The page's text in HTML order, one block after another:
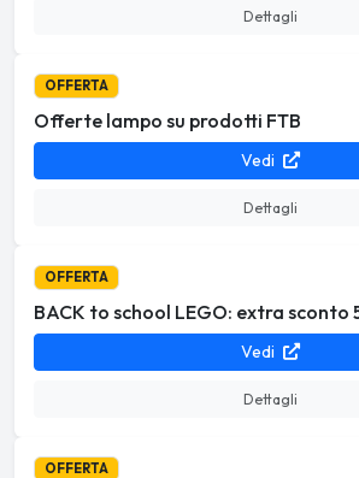
Dettagli
OFFERTA
Offerte lampo su prodotti FTB
Vedi
Dettagli
OFFERTA
BACK to school LEGO: extra sconto
Vedi
Dettagli
OFFERTA